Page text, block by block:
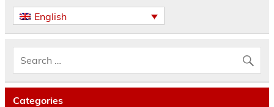
English
Categories